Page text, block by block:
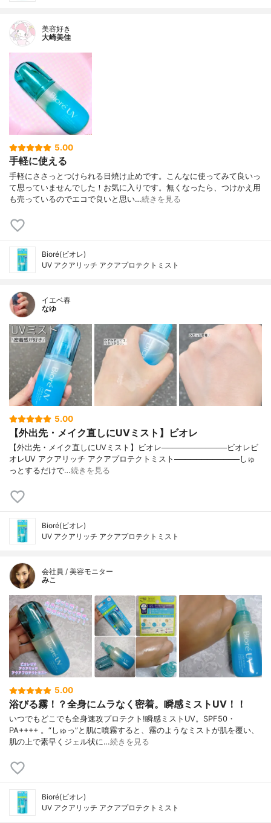
美容好き
大崎美佳
5.00
手軽に使える
手軽にささっとつけられる日焼け止めです。こんなに使ってみて良いっ
て思っていませんでした！お気に入りです。無くなったら、つけかえ用
も売っているのでエコで良いと思い…続きを見る
Bioré(ビオレ)
UV アクアリッチ アクアプロテクトミスト
イエベ春
なゆ
5.00
【外出先・メイク直しにUVミスト】ビオレ
【外出先・メイク直しにUVミスト】ビオレ────────────ビオレビ
オレUV アクアリッチ アクアプロテクトミスト────────────しゅ
っとするだけで…続きを見る
Bioré(ビオレ)
UV アクアリッチ アクアプロテクトミスト
会社員 / 美容モニター
みこ
5.00
浴びる霧！？全身にムラなく密着。瞬感ミストUV！！
いつでもどこでも全身速攻プロテクト!瞬感ミストUV。SPF50・
PA++++ 。“しゅっ”と肌に噴霧すると、霧のようなミストが肌を覆い、
肌の上で素早くジェル状に…続きを見る
Bioré(ビオレ)
UV アクアリッチ アクアプロテクトミスト